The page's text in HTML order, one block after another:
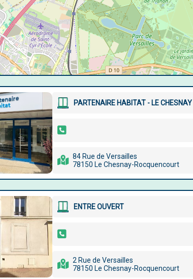
PARTENAIRE HABITAT - LE CHESNAY
84 Rue de Versailles
78150 Le Chesnay-Rocquencourt
ENTRE OUVERT
2 Rue de Versailles
78150 Le Chesnay-Rocquencourt